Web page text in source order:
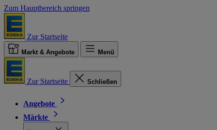
Zum Hauptbereich springen
Zur Startseite
Markt & Angebote Menü
Zur Startseite Schließen
Angebote
Märkte